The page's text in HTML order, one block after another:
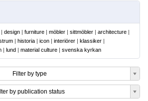
| design | furniture | möbler | sittmöbler | architecture |
| historia | icon | interiörer | klassiker |
| lund | material culture | svenska kyrkan
Filter by type
by publication status